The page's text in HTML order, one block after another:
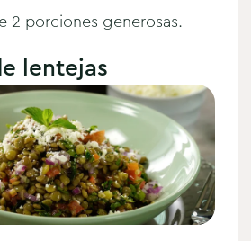
2 porciones generosas.
lentejas